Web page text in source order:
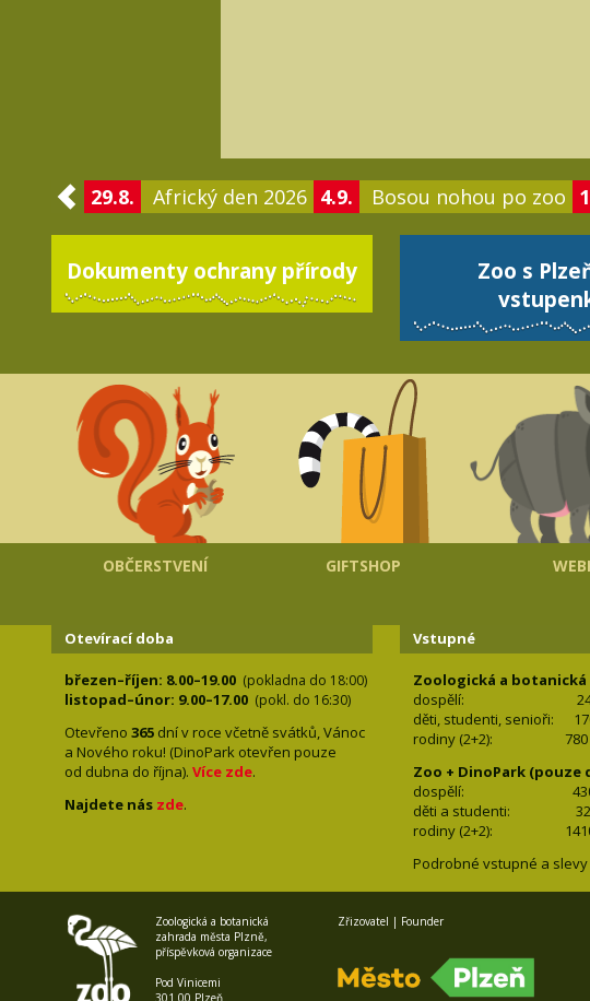
29.8. Africký den 2026 4.9. Bosou nohou po zoo
Dokumenty ochrany přírody
Zoo s
OBČERSTVENÍ GIFTSHOP
Otevírací doba
březen–říjen: 8.00–19.00 (pokladna do 18:00)
listopad–únor: 9.00–17.00 (pokl. do 16:30)
Otevřeno 365 dní v roce včetně svátků, Vánoc
a Nového roku! (DinoPark otevřen pouze
od dubna do října). Více zde.
Najdete nás zde.
Vstupné
Zoologická a botanická
dospělí:
děti, studenti, senioři:
rodiny (2+2): 780
Zoo + DinoPark (pouze
dospělí:
děti a studenti: 32
rodiny (2+2):
Podrobné vstupné a slevy
Zoologická a botanická
zahrada města Plzně,
příspěvková organizace
Pod Vinicemi
301 00 Plzeň
Zřizovatel | Founder